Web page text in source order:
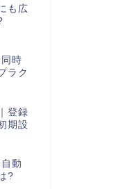
も広
時
ラク
登録
期設
動
?